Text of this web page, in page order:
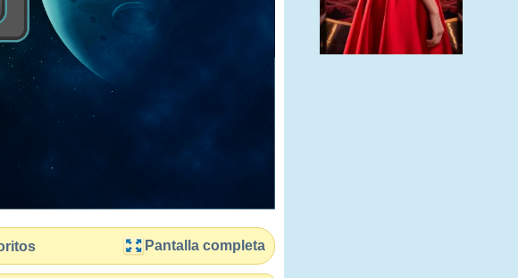
Pantalla completa